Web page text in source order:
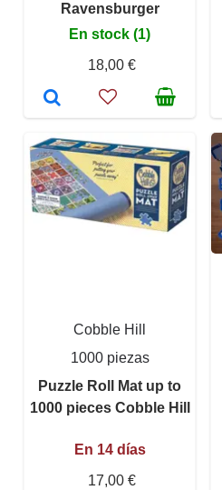
Ravensburger
En stock (1)
18,00 €
Cobble Hill
1000 piezas
Puzzle Roll Mat up to
1000 pieces Cobble Hill
En 14 días
17,00 €